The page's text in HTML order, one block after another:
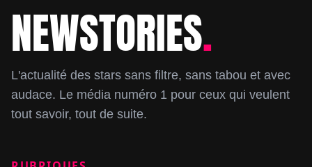
Footer
NEWSTORIES.
L'actualité des stars sans filtre, sans tabou et avec
audace. Le média numéro 1 pour ceux qui veulent
tout savoir, tout de suite.